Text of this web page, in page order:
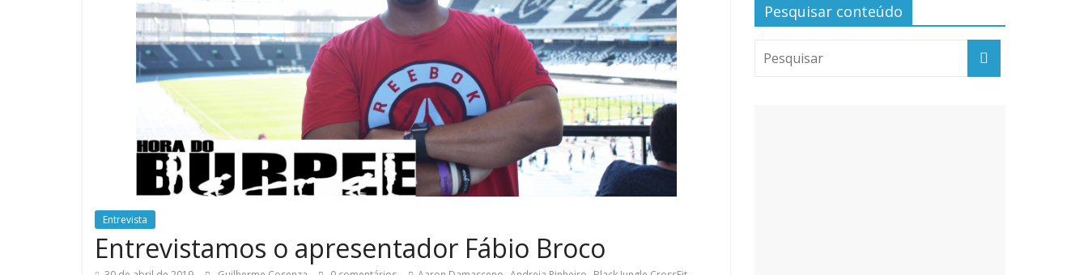
Entrevista
Entrevistamos o apresentador Fábio Broco
Pesquisar conteúdo